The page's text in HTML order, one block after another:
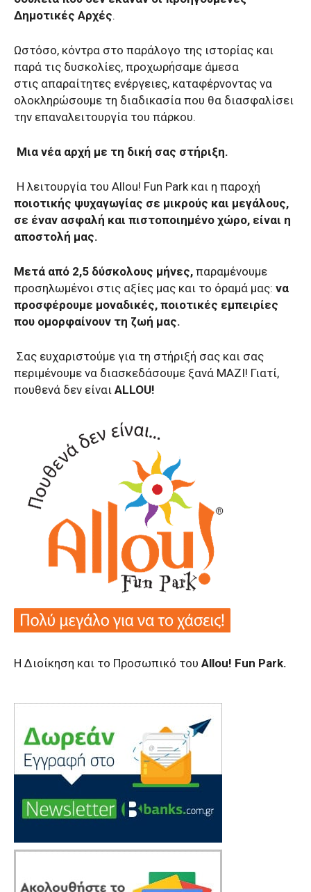
Δημοτικές Αρχές.
Ωστόσο, κόντρα στο παράλογο της ιστορίας και
παρά τις δυσκολίες, προχωρήσαμε άμεσα
στις απαραίτητες ενέργειες, καταφέρνοντας να
ολοκληρώσουμε τη διαδικασία που θα διασφαλίσει
την επαναλειτουργία του πάρκου.
Μια νέα αρχή με τη δική σας στήριξη.
Η λειτουργία του Allou! Fun Park και η παροχή
ποιοτικής ψυχαγωγίας σε μικρούς και μεγάλους,
σε έναν ασφαλή και πιστοποιημένο χώρο, είναι η
αποστολή μας.
Μετά από 2,5 δύσκολους μήνες, παραμένουμε
προσηλωμένοι στις αξίες μας και το όραμά μας: να
προσφέρουμε μοναδικές, ποιοτικές εμπειρίες
που ομορφαίνουν τη ζωή μας.
Σας ευχαριστούμε για τη στήριξή σας και σας
περιμένουμε να διασκεδάσουμε ξανά ΜΑΖΙ! Γιατί,
πουθενά δεν είναι ALLOU!
Η Διοίκηση και το Προσωπικό του Allou! Fun Park.